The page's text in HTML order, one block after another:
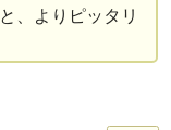
、よりピッタリ